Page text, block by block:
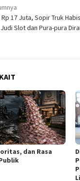
17 Juta, Sopir Truk
Slot dan Pura-pura
dan Rasa